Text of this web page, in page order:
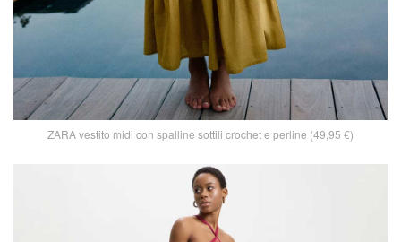
ZARA vestito midi con spalline sottili crochet e perline (49,95 €)